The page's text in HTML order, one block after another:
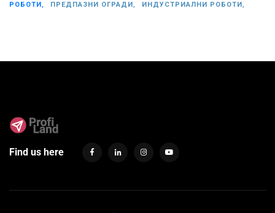
РОБОТИ, ПРЕДПАЗНИ ОГРАДИ, ИНДУСТРИАЛНИ РОБОТИ,
Find us here